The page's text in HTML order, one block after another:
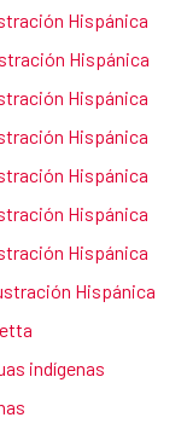
Hispánica
Hispánica
Hispánica
Hispánica
Hispánica
Hispánica
Hispánica
Hispánica
indígenas